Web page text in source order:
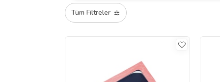
Tüm Filtreler